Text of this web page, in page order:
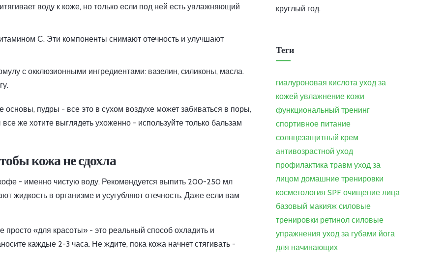
воду к коже, но только если под ней есть увлажняющий
С. Эти компоненты снимают отечность и улучшают
с окклюзионными ингредиентами: вазелин, силиконы, масла.
пудры - все это в сухом воздухе может забиваться в поры,
же хотите выглядеть ухоженно - используйте только бальзам
кожа не сдохла
- именно чистую воду. Рекомендуется выпить 200-250 мл
жидкость в организме и усугубляют отечность. Даже если вам
«для красоты» - это реальный способ охладить и
каждые 2-3 часа. Не ждите, пока кожа начнет стягивать -
круглый год.
Теги
гиалуроновая кислота уход за
кожей увлажнение кожи
функциональный тренинг
спортивное питание
солнцезащитный крем
антивозрастной уход
профилактика травм уход за
лицом домашние тренировки
косметология SPF очищение лица
базовый макияж силовые
тренировки ретинол силовые
упражнения уход за губами йога
для начинающих